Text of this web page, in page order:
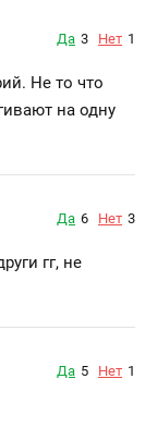
Да 3 Нет 1
Не то что
на одну
Да 6 Нет 3
гг, не
Да 5 Нет 1